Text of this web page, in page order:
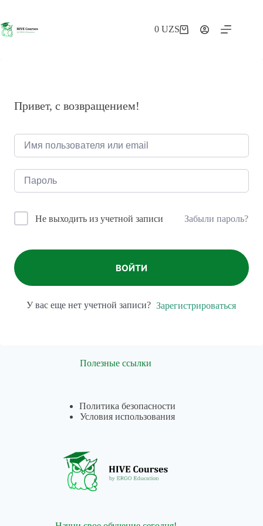
сути
Корзина
0UZS
Привет, с возвращением!
Не выходить из учетной записи Забыли пароль?
ВОЙТИ
У вас еще нет учетной записи? Зарегистрироваться
Полезные ссылки
Политика безопасности
Условия использования